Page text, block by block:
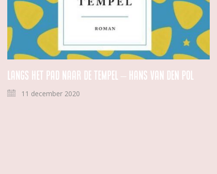
Langs het pad naar de tempel – Hans van den Pol
11 december 2020